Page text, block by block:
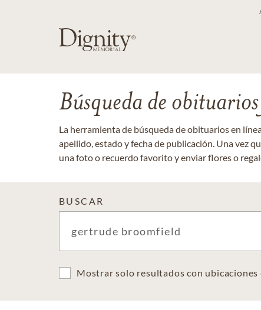
Búsqueda de
La herramienta de búsqueda de obituarios en
apellido, estado y fecha de publicación. Una vez
una foto o recuerdo favorito y enviar flores o
BUSCAR
Mostrar solo resultados con ubicaciones